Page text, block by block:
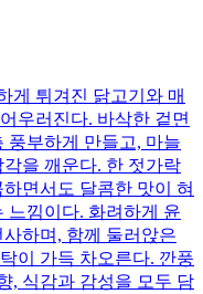
게 튀겨진 닭고기와 매
우러진다. 바삭한 겉면
풍부하게 만들고, 마늘
을 깨운다. 한 젓가락
면서도 달콤한 맛이 혀
느낌이다. 화려하게 윤
하며, 함께 둘러앉은
이 가득 차오른다. 깐풍
, 식감과 감성을 모두 담